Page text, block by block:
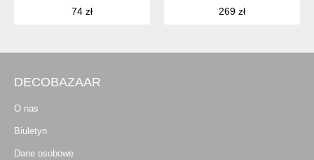
74 zł
269 zł
DECOBAZAAR
O nas
Biuletyn
Dane osobowe